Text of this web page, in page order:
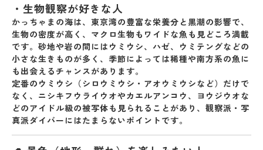
・ 生物観察が好きな人
かっちゃまの海は、 東京湾の豊富な栄養分と黒潮の影響で、
生物の密度が高く、マクロ生物もワイドな魚も見どころ満載
です。砂地や岩の間にはウミウシ、ハゼ、ウミテングなどの
小さな生きものが多く、季節によっては稀種や南方系の魚に
も出会えるチャンスがあります。
定番のウミウシ（シロウミウシ・アオウミウシなど）だけで
なく、ニシキフウライウオやカエルアンコウ、ヨウジウオな
どのアイドル級の被写体も見られることがあり、観察派・写
真派ダイバーにはたまらないポイントです。